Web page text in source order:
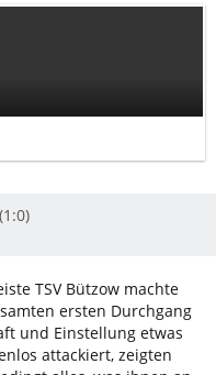
TSV Bützow machte
ersten Durchgang
und Einstellung etwas
attackiert, zeigten